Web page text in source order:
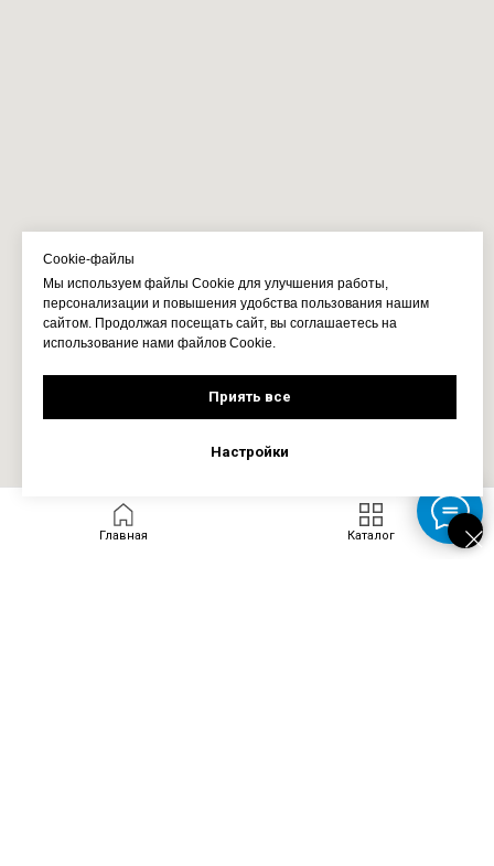
Cookie-файлы
Мы используем файлы Cookie для улучшения работы,
персонализации и повышения удобства пользования нашим
сайтом. Продолжая посещать сайт, вы соглашаетесь на
использование нами файлов Cookie.
Приять все
Настройки
Главная Каталог